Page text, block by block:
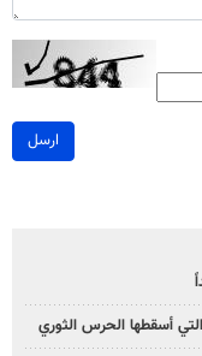
ارسل
أسقطها الحرس الثوري